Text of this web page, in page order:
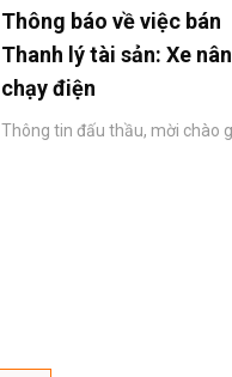
Thông báo về việc bán
Thanh lý tài sản: Xe
chạy điện
Thông tin đấu thầu, mời chào